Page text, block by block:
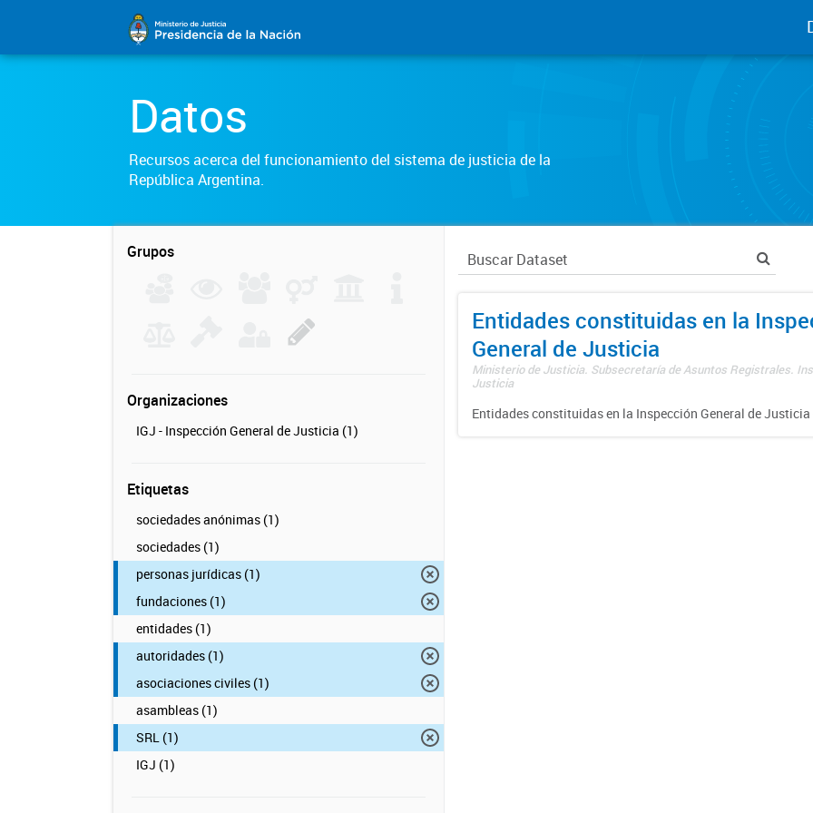
Datos
Recursos acerca del funcionamiento del sistema de justicia de la
República Argentina.
Grupos
Organizaciones
IGJ - Inspección General de Justicia (1)
Etiquetas
sociedades anónimas (1)
sociedades (1)
personas jurídicas (1)
fundaciones (1)
entidades (1)
autoridades (1)
asociaciones civiles (1)
asambleas (1)
SRL (1)
IGJ (1)
Entidades constituidas en la
General de Justicia
Ministerio de Justicia. Subsecretaría de Asuntos Registrales.
Justicia
Entidades constituidas en la Inspección General de Justicia